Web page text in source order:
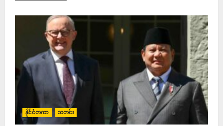
နိုင်ငံတကာ သတင်း